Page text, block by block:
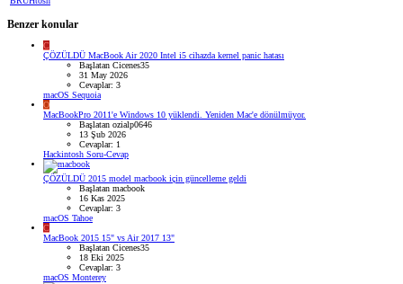
Benzer konular
C
ÇÖZÜLDÜ MacBook Air 2020 Intel i5 cihazda kernel panic hatası
Başlatan Cicenes35
31 May 2026
Cevaplar: 3
macOS Sequoia
O
MacBookPro 2011'e Windows 10 yüklendi. Yeniden Mac'e dönülmüyor.
Başlatan ozialp0646
13 Şub 2026
Cevaplar: 1
Hackintosh Soru-Cevap
ÇÖZÜLDÜ 2015 model macbook için güncelleme geldi
Başlatan macbook
16 Kas 2025
Cevaplar: 3
macOS Tahoe
C
MacBook 2015 15" vs Air 2017 13"
Başlatan Cicenes35
18 Eki 2025
Cevaplar: 3
macOS Monterey